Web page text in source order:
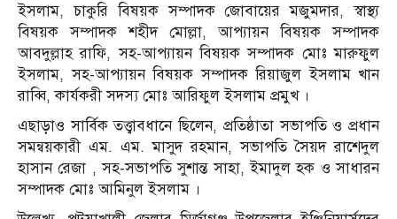
ইসলাম, চাকুরি বিষয়ক সম্পাদক জোবায়ের মজুমদার, স্বাস্থ্য
বিষয়ক সম্পাদক শহীদ মোল্লা, আপ্যায়ন বিষয়ক সম্পাদক
আবদুল্লাহ রাফি, সহ-আপ্যায়ন বিষয়ক সম্পাদক মোঃ মারুফুল
ইসলাম, সহ-আপ্যায়ন বিষয়ক সম্পাদক রিয়াজুল ইসলাম খান
রাব্বি, কার্যকরী সদস্য মোঃ আরিফুল ইসলাম প্রমুখ ।
এছাড়াও সার্বিক তত্ত্বাবধানে ছিলেন, প্রতিষ্ঠাতা সভাপতি ও প্রধান
সমন্বয়কারী এম. এম. মাসুদ রহমান, সভাপতি সৈয়দ রাশেদুল
হাসান রেজা , সহ-সভাপতি সুশান্ত সাহা, ইমাদুল হক ও সাধারন
সম্পাদক মোঃ আমিনুল ইসলাম ।